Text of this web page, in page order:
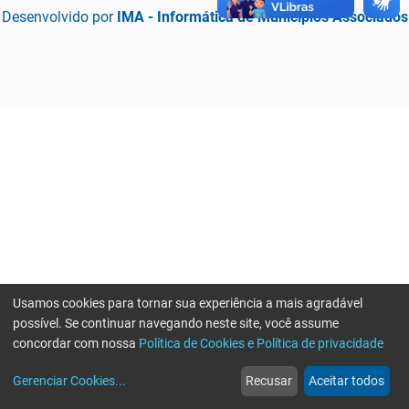
Desenvolvido por IMA - Informática de Municípios Associados
web
Notícias
more_horiz
Mais
Usamos cookies para tornar sua experiência a mais agradável
possível. Se continuar navegando neste site, você assume
concordar com nossa Política de Cookies e Política de privacidade
Gerenciar Cookies... Recusar Aceitar todos
Erro ao enviar informações, por favor tente novamente